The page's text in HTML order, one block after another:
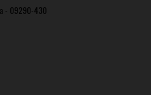
- 09290-430